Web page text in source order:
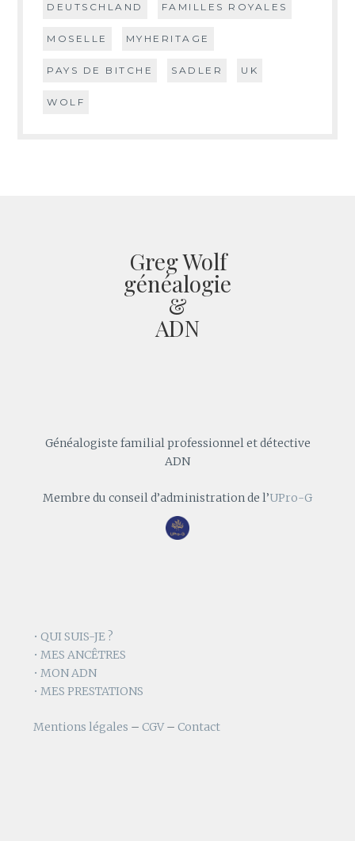
DEUTSCHLAND FAMILLES ROYALES
MOSELLE MYHERITAGE
PAYS DE BITCHE SADLER UK
WOLF
Greg Wolf
généalogie
&
ADN
Généalogiste familial professionnel et détective
ADN
Membre du conseil d’administration de l’UPro-G
• QUI SUIS-JE ?
• MES ANCÊTRES
• MON ADN
• MES PRESTATIONS
Mentions légales – CGV– Contact